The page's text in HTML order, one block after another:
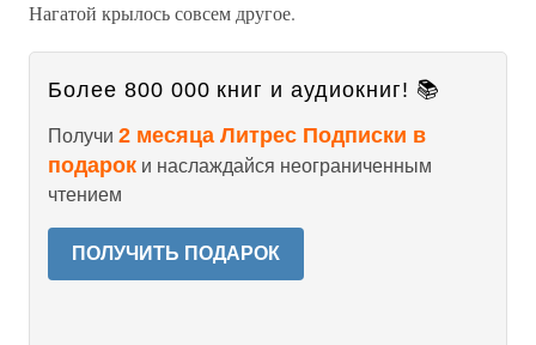
Нагатой крылось совсем другое.
Более 800 000 книг и аудиокниг! 📚
Получи 2 месяца Литрес Подписки в
подарок и наслаждайся неограниченным
чтением
ПОЛУЧИТЬ ПОДАРОК